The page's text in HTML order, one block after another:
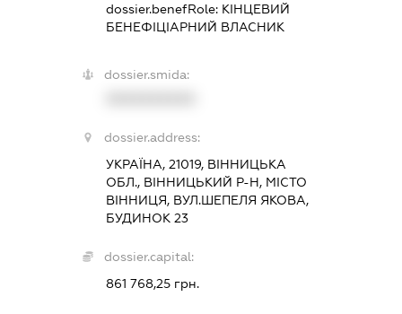
dossier.benefRole: КІНЦЕВИЙ
БЕНЕФІЦІАРНИЙ ВЛАСНИК
dossier.smida:
dossier.address:
УКРАЇНА, 21019, ВІННИЦЬКА
ОБЛ., ВІННИЦЬКИЙ Р-Н, МІСТО
ВІННИЦЯ, ВУЛ.ШЕПЕЛЯ ЯКОВА,
БУДИНОК 23
dossier.capital:
861 768,25 грн.